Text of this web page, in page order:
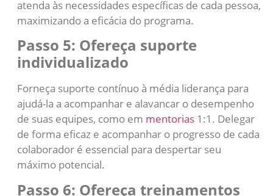
atenda às necessidades específicas de cada pessoa,
maximizando a eficácia do programa.
Passo 5: Ofereça suporte
individualizado
Forneça suporte contínuo à média liderança para
ajudá-la a acompanhar e alavancar o desempenho
de suas equipes, como em mentorias 1:1. Delegar
de forma eficaz e acompanhar o progresso de cada
colaborador é essencial para despertar seu
máximo potencial.
Passo 6: Ofereça treinamentos